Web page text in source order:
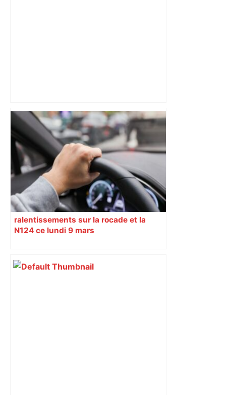
Près de Toulouse : dans cette zone
économique, un axe majeur va être
fermé en fin de soirée, voici les
déviations – Actu.fr
ralentissements sur la rocade et la
N124 ce lundi 9 mars